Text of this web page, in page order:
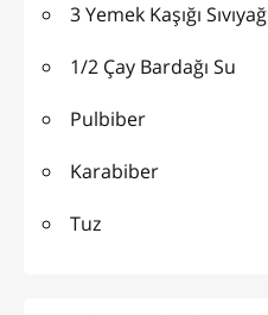
3 Yemek Kaşığı Sıvıyağ
1/2 Çay Bardağı Su
Pulbiber
Karabiber
Tuz